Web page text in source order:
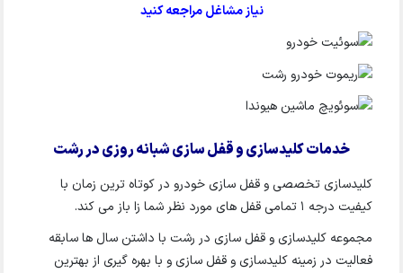
نیاز مشاغل مراجعه کنید
خدمات کلیدسازی و قفل سازی شبانه روزی در رشت
کلیدسازی تخصصی و قفل سازی خودرو در کوتاه ترین زمان با
کیفیت درجه 1 تمامی قفل های مورد نظر شما زا باز می کند.
مجموعه کلیدسازی و قفل سازی در رشت با داشتن سال ها سابقه
فعالیت در زمینه کلیدسازی و قفل سازی و با بهره گیری از بهترین